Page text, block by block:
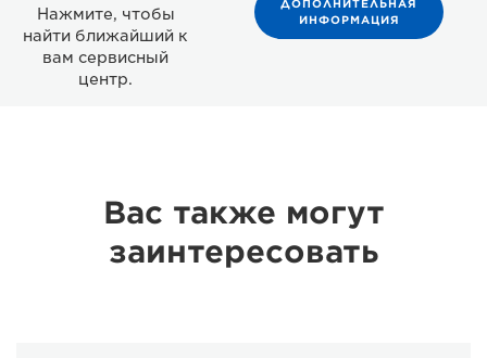
Нажмите, чтобы
найти ближайший к
вам сервисный
центр.
ДОПОЛНИТЕЛЬНАЯ
ИНФОРМАЦИЯ
Вас также могут
заинтересовать